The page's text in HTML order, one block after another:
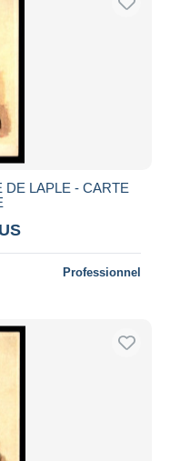
DE LAPLE - CARTE
Professionnel